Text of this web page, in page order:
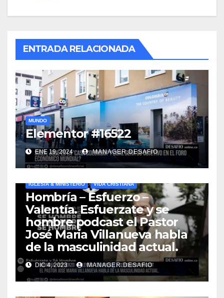
ENTRADA RELACIONADA
MUNDO
Elementor #16522
ENE 19, 2024 MANAGER.DESAFIO
IGLESIA & MINISTERIO VIDA CRISTIANA
Hombría – Esfuerzo –
Valentía. Esfuerzate y se
hombre podcast el Pastor
José Maria Villanueva habla
de la masculinidad actual.
DIC 4, 2023 MANAGER.DESAFIO